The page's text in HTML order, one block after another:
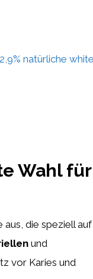
natürliche
Wahl für
die speziell
und
vor Karies und